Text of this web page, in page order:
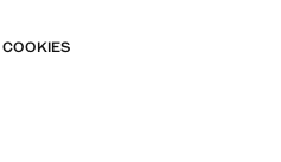
COOKIES